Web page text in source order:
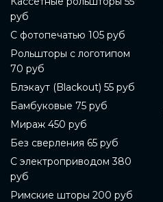
руб
С фотопечатью 105 руб
Рольшторы с логотипом
70 руб
Блэкаут (Blackout) 55 руб
Бамбуковые 75 руб
Мираж 450 руб
Без сверления 65 руб
С электроприводом 380
руб
Римские шторы 200 руб